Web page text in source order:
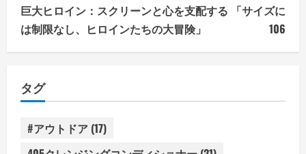
巨大ヒロイン：スクリーンと心を支配する 「サイズに
は制限なし、ヒロインたちの大冒険」
106
タグ
#アウトドア (17)